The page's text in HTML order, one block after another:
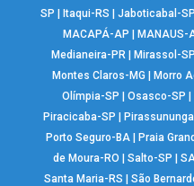
SP |Itaqui-RS |Jaboticabal-SP
MACAPÁ-AP |MANAUS-
Medianeira-PR |Mirassol-SP
Montes Claros-MG |Morro
Olímpia-SP |Osasco-SP |
Piracicaba-SP |
Porto Seguro-BA| Praia
de Moura-RO |Salto-SP |
Santa Maria-RS | São